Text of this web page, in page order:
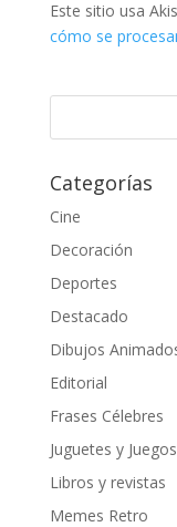
Este sitio usa
cómo se
Categorías
Cine
Decoración
Deportes
Destacado
Dibujos
Editorial
Frases Célebres
Juguetes y Juegos
Libros y revistas
Memes Retro